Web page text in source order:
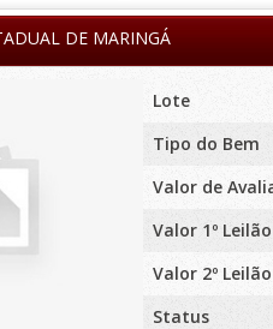
DE MARINGÁ
Lote
Tipo do Bem
Valor de
Valor 1º Leilão
Valor 2º Leilão
Status